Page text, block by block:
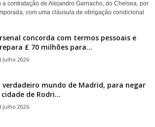
a contratação de Alejandro Garnacho, do Chelsea, por
com uma cláusula de obrigação condicional
concorda com termos pessoais e
£ 70 milhões para...
Julho 2026
verdadeiro mundo de Madrid, para negar
cidade de Rodri...
Julho 2026